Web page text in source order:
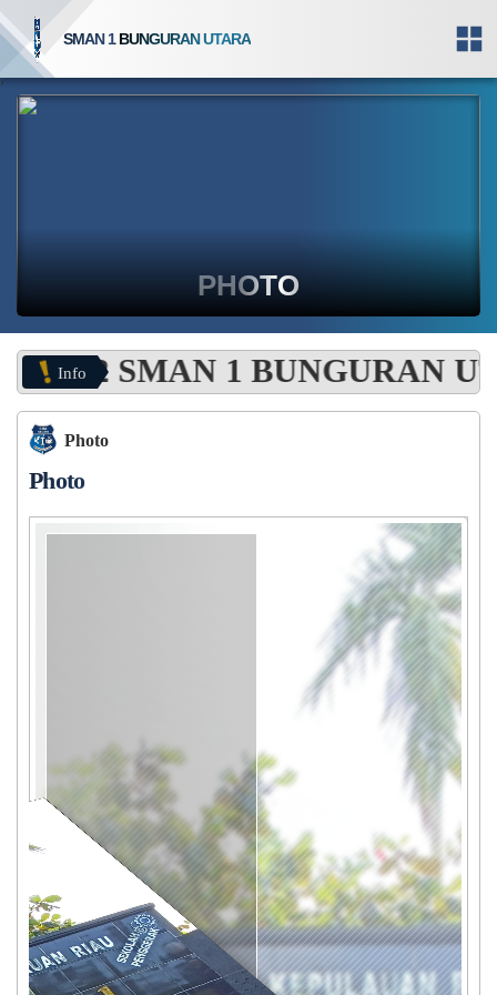
SMAN 1 BUNGURAN UTARA
,
PHOTO
Info
1 BUNGURAN UTARA bisa
Photo
Photo